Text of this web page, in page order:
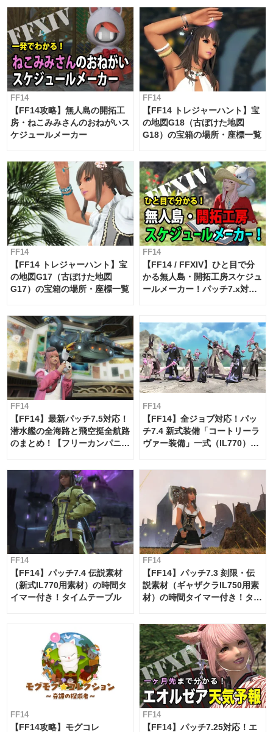
対応 / 毎週更新中】
FF14
【FF14攻略】無人島の開拓工
房・ねこみみさんのおねがいス
ケジュールメーカー
FF14
【FF14 トレジャーハント】宝
の地図G18（古ぼけた地図
G18）の宝箱の場所・座標一覧
FF14
【FF14 トレジャーハント】宝
の地図G17（古ぼけた地図
G17）の宝箱の場所・座標一覧
FF14
【FF14 / FFXIV】ひと目で分
かる無人島・開拓工房スケジュ
ールメーカー！パッチ7.x対応
FF14
【FF14】最新パッチ7.5対応！
潜水艦の全海路と飛空挺全航路
のまとめ！【フリーカンパニ
FF14
【FF14】全ジョブ対応！パッ
チ7.4 新式装備「コートリーラ
ヴァー装備」一式（IL770）の
FF14
【FF14】パッチ7.4 伝説素材
（新式IL770用素材）の時間タ
イマー付き！タイムテーブル
FF14
【FF14】パッチ7.3 刻限・伝
説素材（ギャザクラIL750用素
材）の時間タイマー付き！タイ
FF14
【FF14攻略】モグコレ
FF14
【FF14】パッチ7.25対応！エ